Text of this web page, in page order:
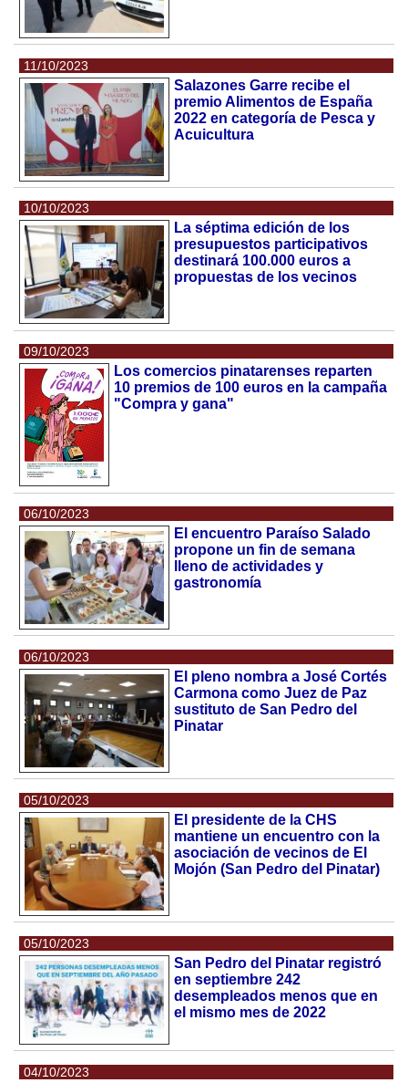
11/10/2023
Salazones Garre recibe el
premio Alimentos de España
2022 en categoría de Pesca y
Acuicultura
10/10/2023
La séptima edición de los
presupuestos participativos
destinará 100.000 euros a
propuestas de los vecinos
09/10/2023
Los comercios pinatarenses reparten
10 premios de 100 euros en la campaña
"Compra y gana"
06/10/2023
El encuentro Paraíso Salado
propone un fin de semana
lleno de actividades y
gastronomía
06/10/2023
El pleno nombra a José Cortés
Carmona como Juez de Paz
sustituto de San Pedro del
Pinatar
05/10/2023
El presidente de la CHS
mantiene un encuentro con la
asociación de vecinos de El
Mojón (San Pedro del Pinatar)
05/10/2023
San Pedro del Pinatar registró
en septiembre 242
desempleados menos que en
el mismo mes de 2022
04/10/2023